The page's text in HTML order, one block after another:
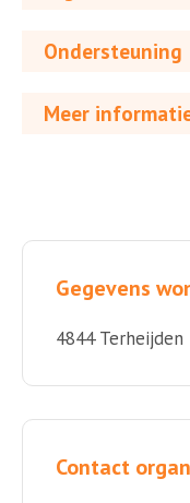
Ondersteuning
Meer
Gegevens
4844 Terheijden
Contact